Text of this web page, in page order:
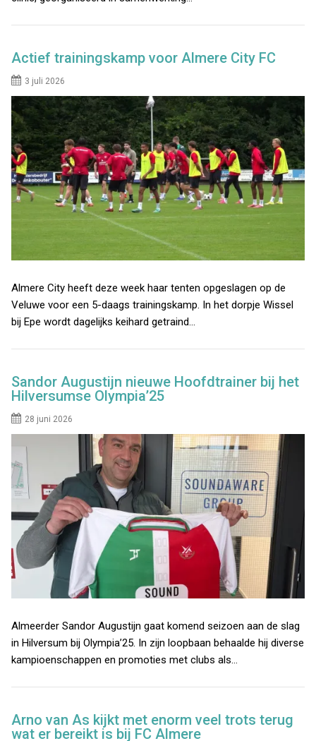
Actief trainingskamp voor Almere City FC
3 juli 2026
Almere City heeft deze week haar tenten opgeslagen op de
Veluwe voor een 5-daags trainingskamp. In het dorpje Wissel
bij Epe wordt dagelijks keihard getraind…
Sandor Augustijn nieuwe Hoofdtrainer bij het
Hilversumse Olympia’25
28 juni 2026
Almeerder Sandor Augustijn gaat komend seizoen aan de slag
in Hilversum bij Olympia’25. In zijn loopbaan behaalde hij diverse
kampioenschappen en promoties met clubs als…
Arno van As kijkt met enorm veel trots terug
wat er bereikt is bij FC Almere